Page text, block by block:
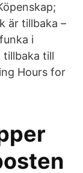
är tillbaka –
i
tillbaka till
Hours for